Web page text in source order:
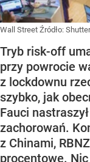
Wall Street Źródło:
Tryb risk-off
przy powrocie
z lockdownu
szybko, jak
Fauci
zachorowań.
z Chinami,
procentowe.